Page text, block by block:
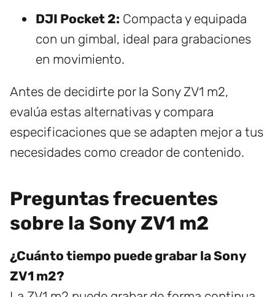
DJI Pocket 2: Compacta y equipada
con un gimbal, ideal para grabaciones
en movimiento.
Antes de decidirte por la Sony ZV1 m2,
evalúa estas alternativas y compara
especificaciones que se adapten mejor a tus
necesidades como creador de contenido.
Preguntas frecuentes
sobre la Sony ZV1 m2
¿Cuánto tiempo puede grabar la Sony
ZV1 m2?